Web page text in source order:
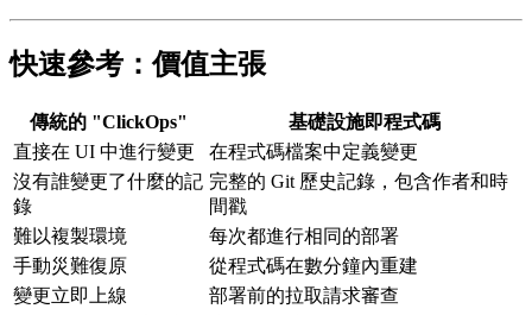
快速參考：價值主張
傳統的 "ClickOps"
基礎設施即程式碼
直接在 UI 中進行變更
在程式碼檔案中定義變更
沒有誰變更了什麼的記
錄
完整的 Git 歷史記錄，包含作者和時
間戳
難以複製環境
每次都進行相同的部署
手動災難復原
從程式碼在數分鐘內重建
變更立即上線
部署前的拉取請求審查